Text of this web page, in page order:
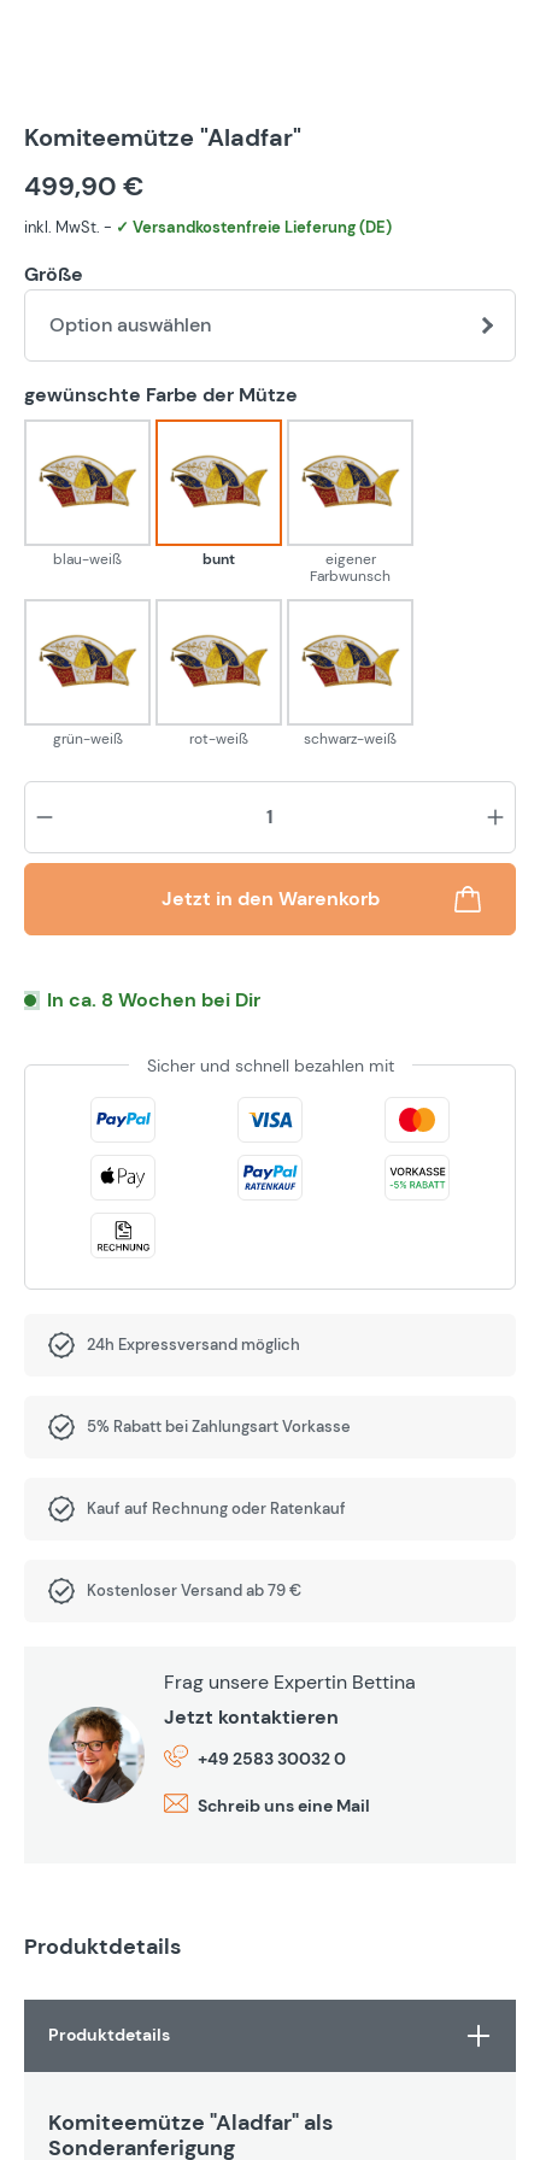
Komiteemütze "Aladfar"
499,90 €
inkl. MwSt. - ✓ Versandkostenfreie Lieferung (DE)
Größe
Option auswählen
gewünschte Farbe der Mütze
blau-weiß
blau-weiß
bunt
bunt
eigener Farbwunsch
eigener
Farbwunsch
grün-weiß
grün-weiß
rot-weiß
rot-weiß
schwarz-weiß
schwarz-weiß
Jetzt in den Warenkorb
In ca. 8 Wochen bei Dir
Sicher und schnell bezahlen mit
24h Expressversand möglich
5% Rabatt bei Zahlungsart Vorkasse
Kauf auf Rechnung oder Ratenkauf
Kostenloser Versand ab 79 €
Frag unsere Expertin Bettina
Jetzt kontaktieren
+49 2583 30032 0
Schreib uns eine Mail
Produktdetails
Produktdetails
Komiteemütze "Aladfar" als
Sonderanferigung